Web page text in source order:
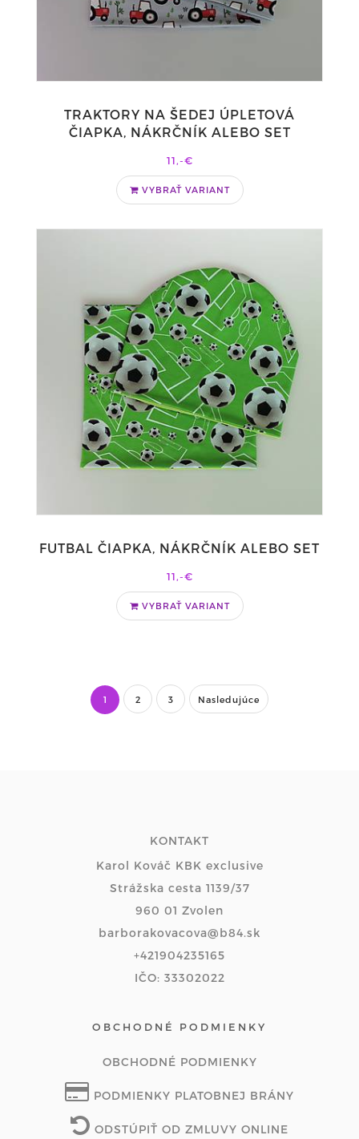
TRAKTORY NA ŠEDEJ ÚPLETOVÁ
ČIAPKA, NÁKRČNÍK ALEBO SET
11,-€
VYBRAŤ VARIANT
FUTBAL ČIAPKA, NÁKRČNÍK ALEBO SET
11,-€
VYBRAŤ VARIANT
1 2 3 Nasledujúce
KONTAKT
Karol Kováč KBK exclusive
Strážska cesta 1139/37
960 01 Zvolen
barborakovacova@b84.sk
+421904235165
IČO: 33302022
OBCHODNÉ PODMIENKY
OBCHODNÉ PODMIENKY
PODMIENKY PLATOBNEJ BRÁNY
ODSTÚPIŤ OD ZMLUVY ONLINE